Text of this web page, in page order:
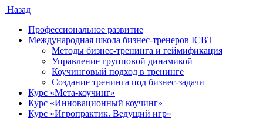
Назад
Профессиональное развитие
Международная школа бизнес-тренеров ICBT
Методы бизнес-тренинга и геймификация
Управление групповой динамикой
Коучинговый подход в тренинге
Создание тренинга под бизнес-задачи
Курс «Мета-коучинг»
Курс «Инновационный коучинг»
Курс «Игропрактик. Ведущий игр»